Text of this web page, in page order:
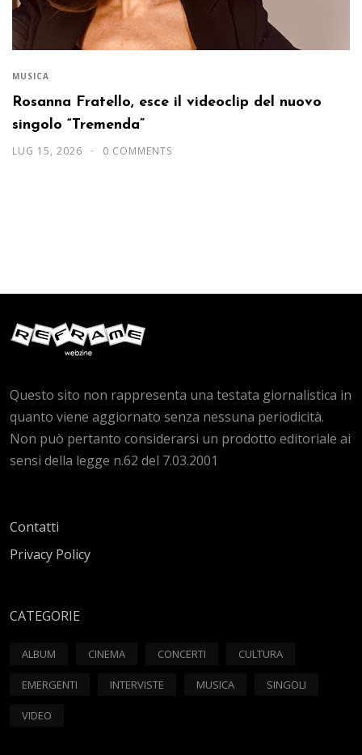
MUSICA
Rosanna Fratello, esce il videoclip del nuovo
singolo “Tremenda”
LUG 15, 2026 0 COMMENTS
Questo sito non rappresenta una testata giornalistica in
quanto viene aggiornato senza nessuna periodicità.
Non può pertanto considerarsi un prodotto editoriale ai
sensi della legge n.62 del 7.03.2001
Contatti
Privacy Policy
CATEGORIE
ALBUM CINEMA CONCERTI CULTURA
EMERGENTI INTERVISTE MUSICA SINGOLI
VIDEO